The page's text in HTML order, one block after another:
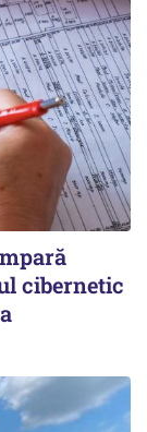
cibernetic